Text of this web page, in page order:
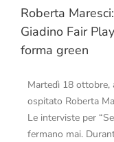
Roberta
Giadino Fair
forma green
Martedì 18 ottobre,
ospitato Roberta
Le interviste per
fermano mai.